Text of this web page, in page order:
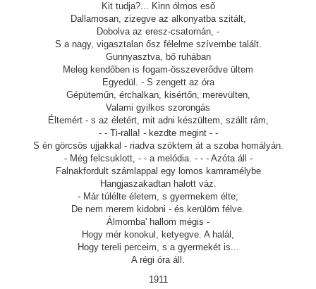
Kit tudja?... Kinn ólmos eső
Dallamosan, zizegve az alkonyatba szitált,
Dobolva az eresz-csatornán, -
S a nagy, vigasztalan ősz félelme szívembe talált.
Gunnyasztva, bő ruhában
Meleg kendőben is fogam-összeverődve ültem
Egyedül. - S zengett az óra
Gépüteműn, érchalkan, kisértőn, merevülten,
Valami gyilkos szorongás
Éltemért - s az életért, mit adni készültem, szállt rám,
- - Ti-ralla! - kezdte megint - -
S én görcsös ujjakkal - riadva szöktem át a szoba homályán.
- Még felcsuklott, - - a melódia. - - - Azóta áll -
Falnakfordult számlappal egy lomos kamramélybe
Hangjaszakadtan halott váz.
- Már túlélte életem, s gyermekem élte;
De nem merem kidobni - és kerülöm félve.
Álmomba' hallom mégis -
Hogy mér konokul, ketyegve. A halál,
Hogy tereli perceim, s a gyermekét is...
A régi óra áll.
1911